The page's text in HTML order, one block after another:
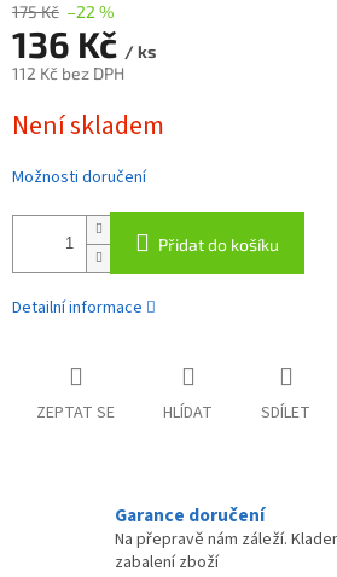
175 Kč –22 %
136 Kč / ks
112 Kč bez DPH
cena:
Není skladem
Možnosti doručení
Přidat do košíku
Detailní informace
ZEPTAT SE HLÍDAT SDÍLET
Garance doručení
Na přepravě nám záleží.
zabalení zboží